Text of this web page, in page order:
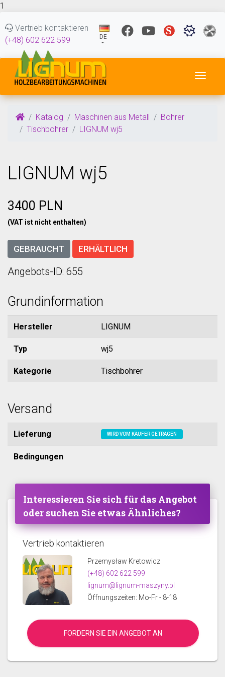
1
Vertrieb kontaktieren
(+48) 602 622 599
DE
Katalog Maschinen aus Metall
Bohrer
Tischbohrer
LIGNUM wj5
LIGNUM wj5
3400 PLN
(VAT ist nicht enthalten)
GEBRAUCHT ERHÄLTLICH
Angebots-ID: 655
Grundinformation
Hersteller LIGNUM
Typ wj5
Kategorie Tischbohrer
Versand
Lieferung WIRD VOM KÄUFER GETRAGEN
Bedingungen
Interessieren Sie sich für das Angebot
oder suchen Sie etwas Ähnliches?
Vertrieb kontaktieren
Przemysław Kretowicz
(+48) 602 622 599
lignum@lignum-maszyny.pl
Öffnungszeiten: Mo-Fr - 8-18
FORDERN SIE EIN ANGEBOT AN